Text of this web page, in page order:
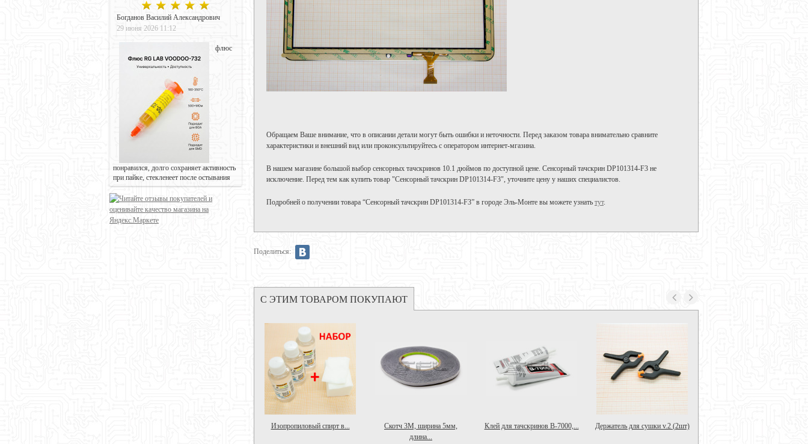
Богданов Василий Александрович
29 июня 2026 11:12
флюс
понравился, долго сохраняет активность
при пайке, стекленеет после остывания
Обращаем Ваше внимание, что в описании детали могут быть ошибки и неточности. Перед заказом товара внимательно сравните
характеристики и внешний вид или проконсультируйтесь с оператором интернет-мгазина.
В нашем магазине большой выбор сенсорных тачскринов 10.1 дюймов по доступной цене. Сенсорный тачскрин DP101314-F3 не
исключение. Перед тем как купить товар "Сенсорный тачскрин DP101314-F3", уточните цену у наших специалистов.
Подробней о получении товара “Сенсорный тачскрин DP101314-F3” в городе Эль-Монте вы можете узнать тут.
Поделиться:
С ЭТИМ ТОВАРОМ ПОКУПАЮТ
Изопропиловый спирт в...
Скотч 3M, ширина 5мм,
длина...
Клей для тачскринов B-7000,... Держатель для сушки v.2 (2шт)